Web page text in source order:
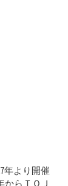
年より開催
らＴＯＪ